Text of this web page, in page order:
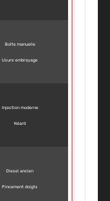
Boîte manuelle
Usure embrayage
Injection moderne
Néant
Diesel ancien
Pincement doigts